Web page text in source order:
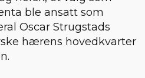
ble ansatt som
Oscar Strugstads
hærens hovedkvarter